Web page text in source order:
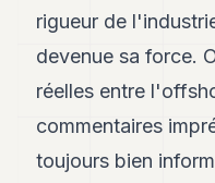
rigueur de
devenue sa force.
réelles entre
commentaires
toujours bien